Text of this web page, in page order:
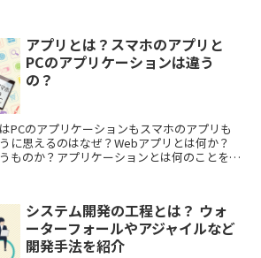
アプリとは？スマホのアプリと
PCのアプリケーションは違う
の？
PCのアプリケーションもスマホのアプリも
に思えるのはなぜ？Webアプリとは何か？
ものか？アプリケーションとは何のことを指
システム開発の工程とは？ ウォ
ーターフォールやアジャイルなど
開発手法を紹介